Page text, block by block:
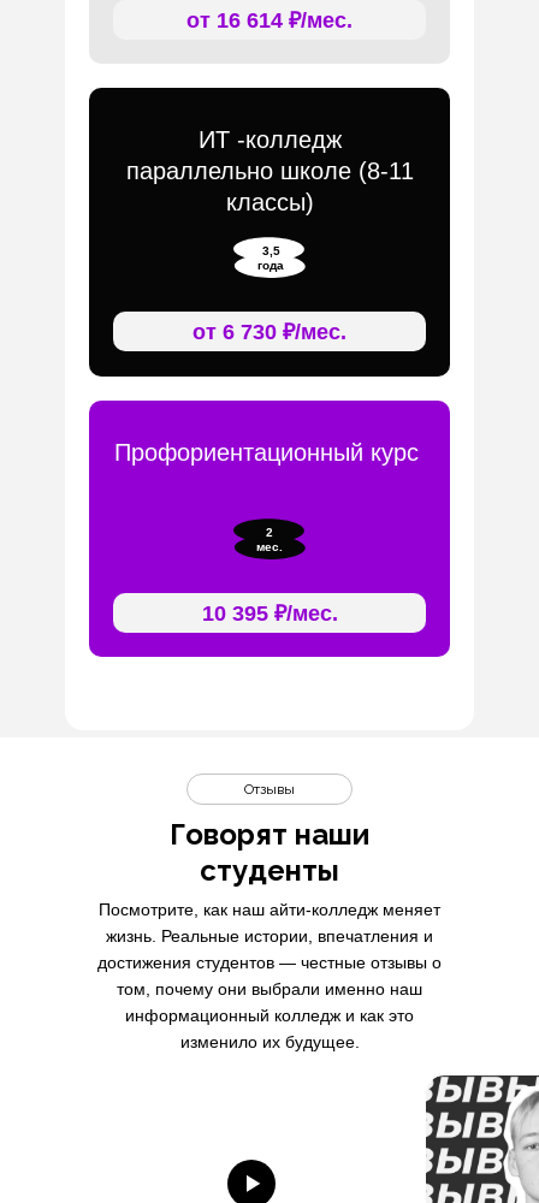
ИТ -колледж
параллельно школе (8-11
классы)
от 6 730 ₽/мес.
3,5
года
2
мес.
Профориентационный курс
от 16 614 ₽/мес.
10 395 ₽/мес.
Говорят наши
студенты
Отзывы
Посмотрите, как наш айти-колледж меняет
жизнь. Реальные истории, впечатления и
достижения студентов — честные отзывы о
том, почему они выбрали именно наш
информационный колледж и как это
изменило их будущее.